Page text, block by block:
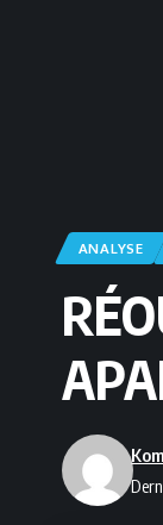
ANALYSE